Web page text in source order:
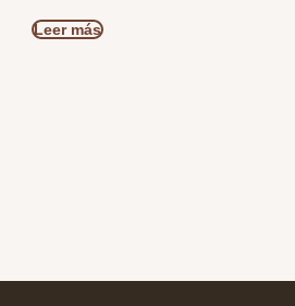
Leer más